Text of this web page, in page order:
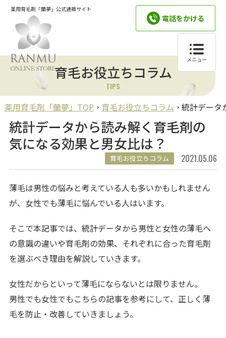
薬用育毛剤「蘭夢」公式通販サイト
電話をかける
メニュー
育毛お役立ちコラム
TIPS
薬用育毛剤「蘭夢」TOP 育毛お役立ちコラム 統計データ
統計データから読み解く育毛剤の
気になる効果と男女比は？
育毛お役立ちコラム 2021.05.06
薄毛は男性の悩みと考えている人も多いかもしれません
が、女性でも薄毛に悩んでいる人はいます。
そこで本記事では、統計データから男性と女性の薄毛へ
の意識の違いや育毛剤の効果、それぞれに合った育毛剤
を選ぶべき理由を解説していきます。
女性だからといって薄毛にならないとは限りません。
男性でも女性でもこちらの記事を参考にして、正しく薄
毛を防止・改善していきましょう。